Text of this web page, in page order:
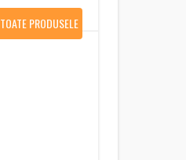
TOATE PRODUSELE